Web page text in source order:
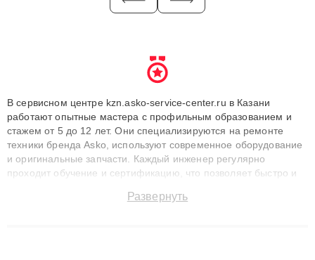
В сервисном центре kzn.asko-service-center.ru в Казани
работают опытные мастера с профильным образованием и
стажем от 5 до 12 лет. Они специализируются на ремонте
техники бренда Asko, используют современное оборудование
и оригинальные запчасти. Каждый инженер регулярно
проходит обучение и сертификацию, что позволяет быстро и
сохранением гарантии до 3 лет. Наши мастера решают
Развернуть